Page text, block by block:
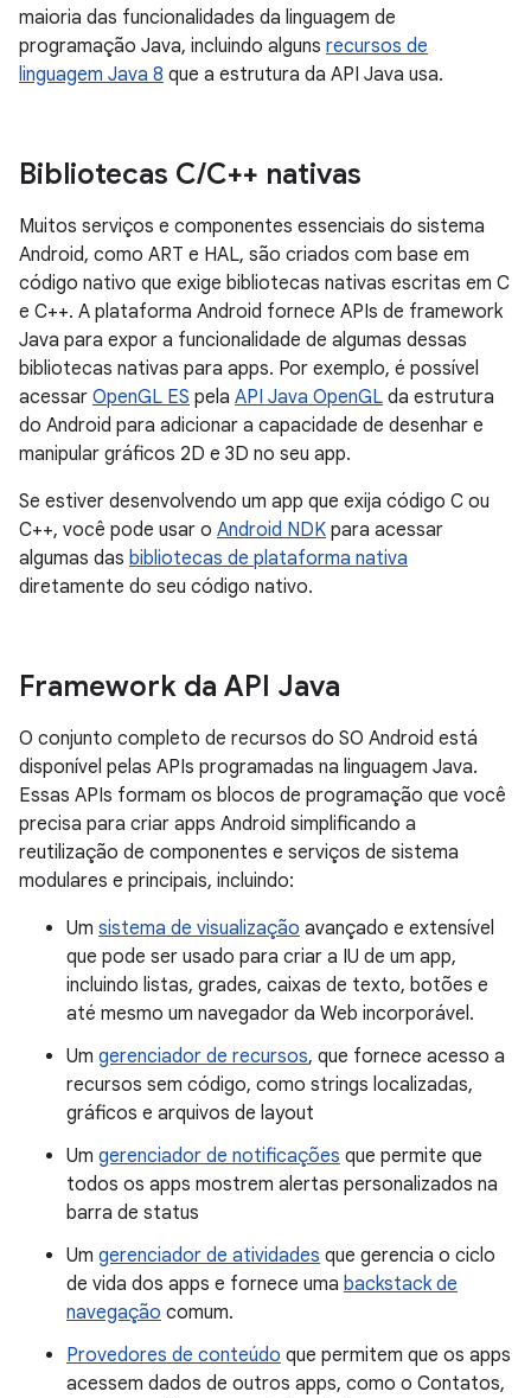
maioria das funcionalidades da linguagem de
programação Java, incluindo alguns recursos de
linguagem Java 8 que a estrutura da API Java usa.
Bibliotecas C/C++ nativas
Muitos serviços e componentes essenciais do sistema
Android, como ART e HAL, são criados com base em
código nativo que exige bibliotecas nativas escritas em C
e C++. A plataforma Android fornece APIs de framework
Java para expor a funcionalidade de algumas dessas
bibliotecas nativas para apps. Por exemplo, é possível
acessar OpenGL ES pela API Java OpenGL da estrutura
do Android para adicionar a capacidade de desenhar e
manipular gráficos 2D e 3D no seu app.
Se estiver desenvolvendo um app que exija código C ou
C++, você pode usar o Android NDK para acessar
algumas das bibliotecas de plataforma nativa
diretamente do seu código nativo.
Framework da API Java
O conjunto completo de recursos do SO Android está
disponível pelas APIs programadas na linguagem Java.
Essas APIs formam os blocos de programação que você
precisa para criar apps Android simplificando a
reutilização de componentes e serviços de sistema
modulares e principais, incluindo:
Um sistema de visualização avançado e extensível
que pode ser usado para criar a IU de um app,
incluindo listas, grades, caixas de texto, botões e
até mesmo um navegador da Web incorporável.
Um gerenciador de recursos, que fornece acesso a
recursos sem código, como strings localizadas,
gráficos e arquivos de layout
Um gerenciador de notificações que permite que
todos os apps mostrem alertas personalizados na
barra de status
Um gerenciador de atividades que gerencia o ciclo
de vida dos apps e fornece uma backstack de
navegação comum.
Provedores de conteúdo que permitem que os apps
acessem dados de outros apps, como o Contatos,